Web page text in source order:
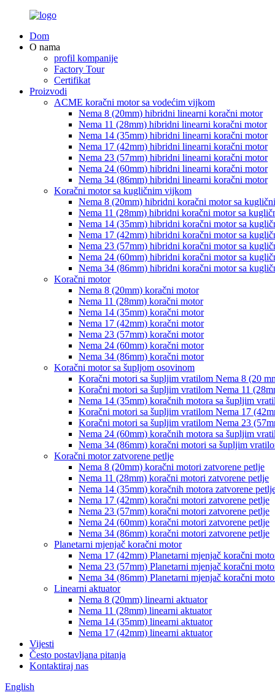
Dom
O nama
profil kompanije
Factory Tour
Certifikat
Proizvodi
ACME koračni motor sa vodećim vijkom
Nema 8 (20mm) hibridni linearni koračni motor
Nema 11 (28mm) hibridni linearni koračni motor
Nema 14 (35mm) hibridni linearni koračni motor
Nema 17 (42mm) hibridni linearni koračni motor
Nema 23 (57mm) hibridni linearni koračni motor
Nema 24 (60mm) hibridni linearni koračni motor
Nema 34 (86mm) hibridni linearni koračni motor
Koračni motor sa kugličnim vijkom
Nema 8 (20mm) hibridni koračni motor sa
Nema 11 (28mm) hibridni koračni motor sa
Nema 14 (35mm) hibridni koračni motor sa
Nema 17 (42mm) hibridni koračni motor sa
Nema 23 (57mm) hibridni koračni motor sa
Nema 24 (60mm) hibridni koračni motor sa
Nema 34 (86mm) hibridni koračni motor sa
Koračni motor
Nema 8 (20mm) koračni motor
Nema 11 (28mm) koračni motor
Nema 14 (35mm) koračni motor
Nema 17 (42mm) koračni motor
Nema 23 (57mm) koračni motor
Nema 24 (60mm) koračni motor
Nema 34 (86mm) koračni motor
Koračni motor sa šupljom osovinom
Koračni motori sa šupljim vratilom Nema 8 (20
Koračni motori sa šupljim vratilom Nema 11
Nema 14 (35mm) koračnih motora sa šupljim
Koračni motori sa šupljim vratilom Nema 17
Koračni motori sa šupljim vratilom Nema 23
Nema 24 (60mm) koračnih motora sa šupljim
Nema 34 (86mm) koračni motori sa šupljim
Koračni motor zatvorene petlje
Nema 8 (20mm) koračni motori zatvorene petlje
Nema 11 (28mm) koračni motori zatvorene petlje
Nema 14 (35mm) koračnih motora zatvorene
Nema 17 (42mm) koračni motori zatvorene petlje
Nema 23 (57mm) koračni motori zatvorene petlje
Nema 24 (60mm) koračni motori zatvorene petlje
Nema 34 (86mm) koračni motori zatvorene petlje
Planetarni mjenjač koračni motor
Nema 17 (42mm) Planetarni mjenjač koračni
Nema 23 (57mm) Planetarni mjenjač koračni
Nema 34 (86mm) Planetarni mjenjač koračni
Linearni aktuator
Nema 8 (20mm) linearni aktuator
Nema 11 (28mm) linearni aktuator
Nema 14 (35mm) linearni aktuator
Nema 17 (42mm) linearni aktuator
Vijesti
Često postavljana pitanja
Kontaktiraj nas
English